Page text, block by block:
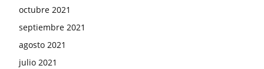
octubre 2021
septiembre 2021
agosto 2021
julio 2021